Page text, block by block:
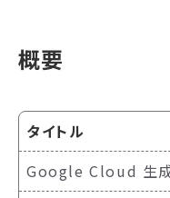
概要
タイトル
Google Cloud 生